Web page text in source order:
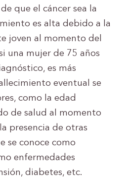
que el cáncer sea la
es alta debido a la
joven al momento del
una mujer de 75 años
es más
eventual se
como la edad
de salud al momento
presencia de otras
se conoce como
enfermedades
diabetes, etc.